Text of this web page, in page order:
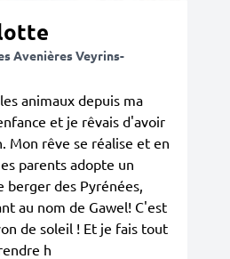
Avenières Veyrins-
animaux depuis ma
et je rêvais d'avoir
Mon rêve se réalise et en
parents adopte un
berger des Pyrénées,
au nom de Gawel! C'est
de soleil ! Et je fais tout
h